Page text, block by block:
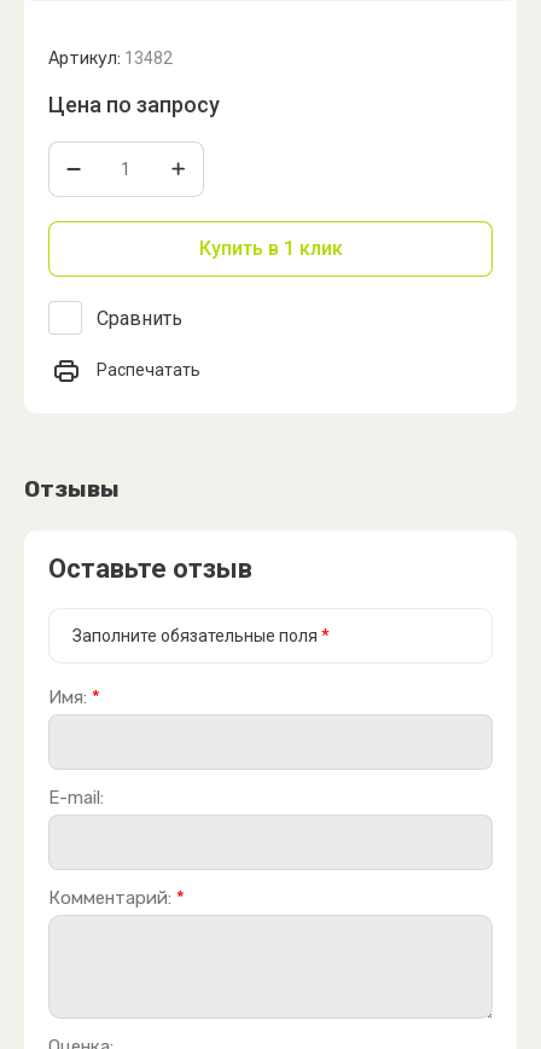
Артикул: 13482
Цена по запросу
Купить в 1 клик
Сравнить
Распечатать
Отзывы
Оставьте отзыв
Заполните обязательные поля *
Имя: *
E-mail:
Комментарий: *